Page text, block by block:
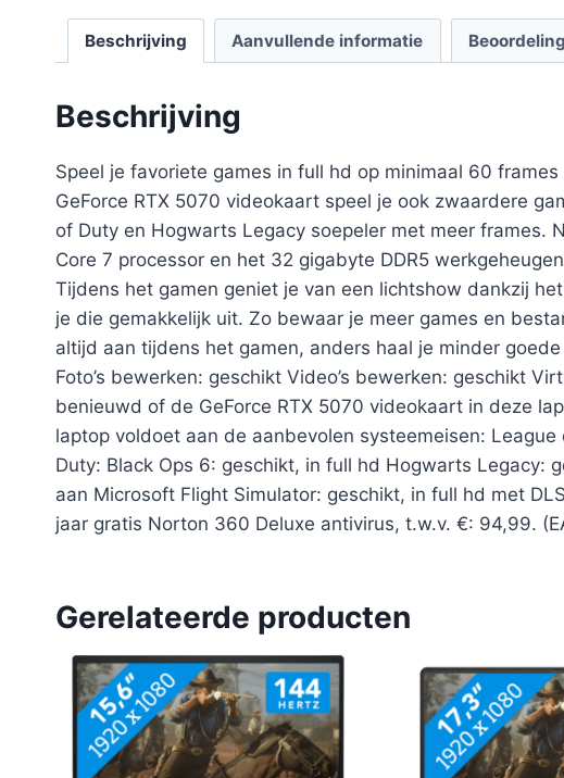
Beschrijving Aanvullende informatie
Beschrijving
Speel je favoriete games in full hd op minimaal 60
GeForce RTX 5070 videokaart speel je ook zwaardere
of Duty en Hogwarts Legacy soepeler met meer frames.
Core 7 processor en het 32 gigabyte DDR5
Tijdens het gamen geniet je van een lichtshow dankzij
je die gemakkelijk uit. Zo bewaar je meer games en
altijd aan tijdens het gamen, anders haal je minder
Foto’s bewerken: geschikt Video’s bewerken: geschikt
benieuwd of de GeForce RTX 5070 videokaart in deze
laptop voldoet aan de aanbevolen systeemeisen:
Duty: Black Ops 6: geschikt, in full hd Hogwarts Legacy:
aan Microsoft Flight Simulator: geschikt, in full hd met
jaar gratis Norton 360 Deluxe antivirus, t.w.v. €: 94,99.
Gerelateerde producten